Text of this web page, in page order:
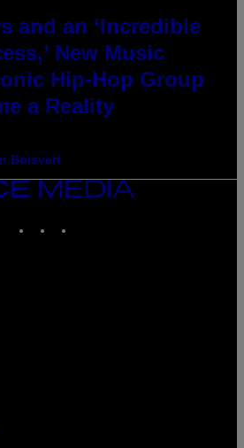
and an ‘Incredible
New Music
Hip-Hop Group
a Reality
Boisvert